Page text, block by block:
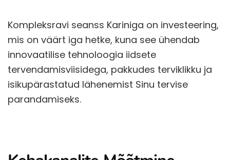
Kompleksravi seanss Kariniga on investeering,
mis on väärt iga hetke, kuna see ühendab
innovaatilise tehnoloogia iidsete
tervendamisviisidega, pakkudes terviklikku ja
isikupärastatud lähenemist Sinu tervise
parandamiseks.